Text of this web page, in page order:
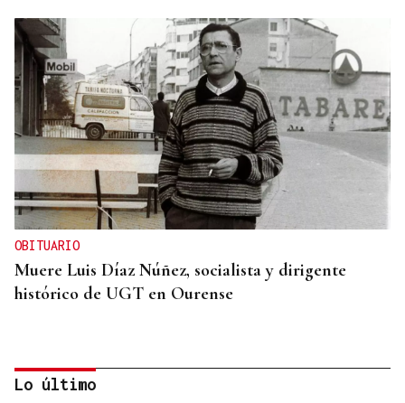
OBITUARIO
Muere Luis Díaz Núñez, socialista y dirigente
histórico de UGT en Ourense
Lo último